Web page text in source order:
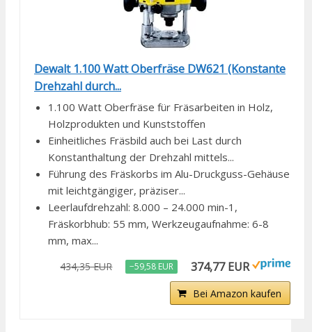
Dewalt 1.100 Watt Oberfräse DW621 (Konstante
Drehzahl durch...
1.100 Watt Oberfräse für Fräsarbeiten in Holz,
Holzprodukten und Kunststoffen
Einheitliches Fräsbild auch bei Last durch
Konstanthaltung der Drehzahl mittels...
Führung des Fräskorbs im Alu-Druckguss-Gehäuse
mit leichtgängiger, präziser...
Leerlaufdrehzahl: 8.000 – 24.000 min-1,
Fräskorbhub: 55 mm, Werkzeugaufnahme: 6-8
mm, max...
434,35 EUR −59,58 EUR 374,77 EUR
Bei Amazon kaufen